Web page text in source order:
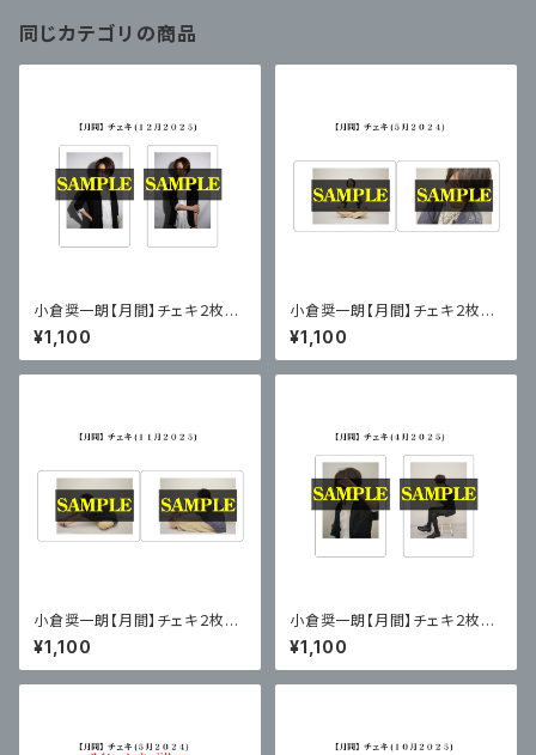
同じカテゴリの商品
小倉奨一朗【月間】チェキ２枚セ
ットvol.２５
¥1,100
小倉奨一朗【月間】チェキ２枚セ
ットvol.８
¥1,100
小倉奨一朗【月間】チェキ２枚セ
ットvol.２４
¥1,100
小倉奨一朗【月間】チェキ２枚セ
ットvol.１７
¥1,100